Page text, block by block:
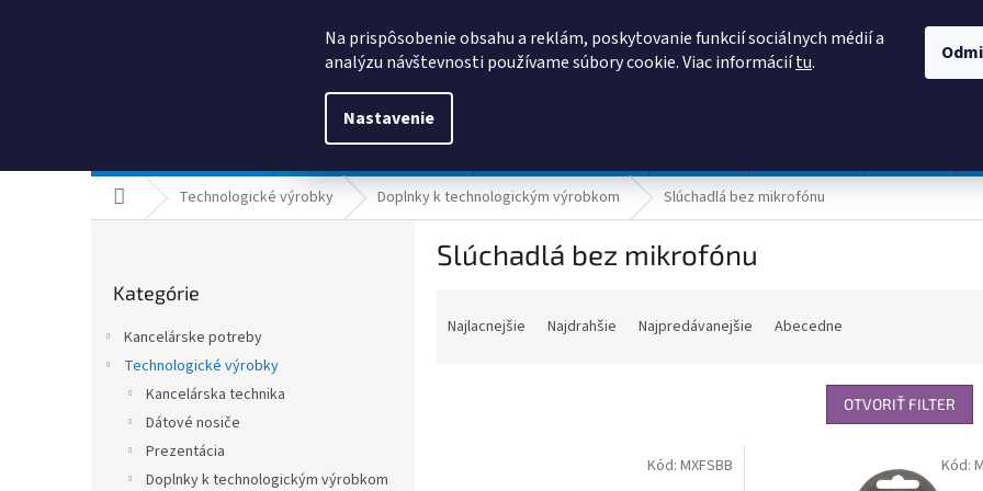
Na prispôsobenie obsahu a reklám, poskytovanie funkcií sociálnych médií a
analýzu návštevnosti používame súbory cookie. Viac informáciítu.
Nastavenie
Domov Technologické výrobky Doplnky k technologickým výrobkom Slúchadlá bez mikrofónu
kategórie
Kategórie
Kancelárske potreby
Technologické výrobky
Kancelárska technika
Dátové nosiče
Prezentácia
Doplnky k technologickým výrobkom
Slúchadlá bez mikrofónu
Najlacnejšie Najdrahšie Najpredávanejšie Abecedne
OTVORIŤ FILTER
Kód: MXFSBB Kód: